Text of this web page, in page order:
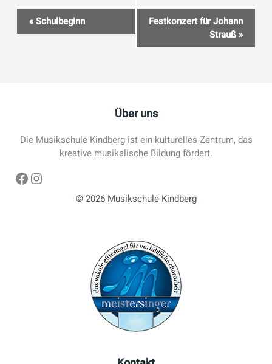
Veranstaltung
Navigation
«Schulbeginn
Festkonzert für Johann
Strauß»
Über uns
Die Musikschule Kindberg ist ein kulturelles Zentrum, das
kreative musikalische Bildung fördert.
Facebook
Instagram
© 2026 Musikschule Kindberg